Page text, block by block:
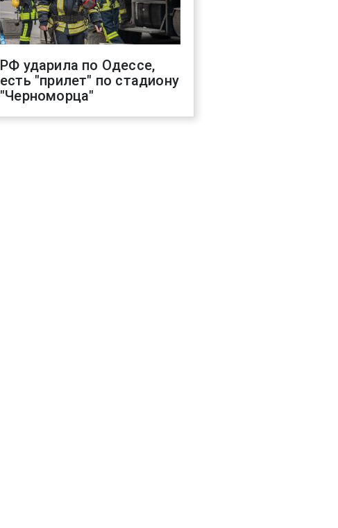
РФ ударила по Одессе,
есть "прилет" по стадиону
"Черноморца"